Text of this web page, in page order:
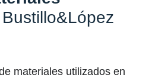
materiales utilizados en